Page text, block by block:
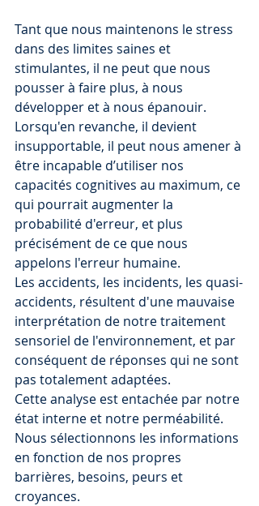
Tant que nous maintenons le stress
dans des limites saines et
stimulantes, il ne peut que nous
pousser à faire plus, à nous
développer et à nous épanouir.
Lorsqu'en revanche, il devient
insupportable, il peut nous amener à
être incapable d’utiliser nos
capacités cognitives au maximum, ce
qui pourrait augmenter la
probabilité d'erreur, et plus
précisément de ce que nous
appelons l'erreur humaine.
Les accidents, les incidents, les quasi-
accidents, résultent d'une mauvaise
interprétation de notre traitement
sensoriel de l'environnement, et par
conséquent de réponses qui ne sont
pas totalement adaptées.
Cette analyse est entachée par notre
état interne et notre perméabilité.
Nous sélectionnons les informations
en fonction de nos propres
barrières, besoins, peurs et
croyances.